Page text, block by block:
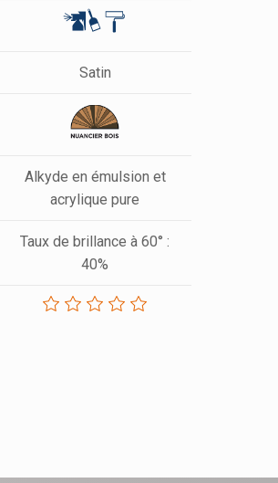
Satin
Alkyde en émulsion et
acrylique pure
Taux de brillance à 60° :
40%